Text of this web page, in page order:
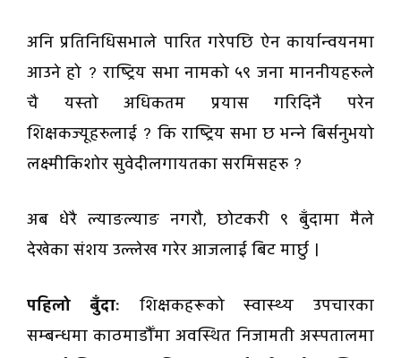
अनि प्रतिनिधिसभाले पारित गरेपछि ऐन कार्यान्वयनमा
आउने हो ? राष्ट्रिय सभा नामको ५९ जना माननीयहरुले
चै यस्तो अधिकतम प्रयास गरिदिनै परेन
शिक्षकज्यूहरुलाई ? कि राष्ट्रिय सभा छ भन्ने बिर्सनुभयो
लक्ष्मीकिशोर सुवेदीलगायतका सरमिसहरु ?
अब धेरै ल्याङल्याङ नगरौ, छोटकरी ९ बुँदामा मैले
देखेका संशय उल्लेख गरेर आजलाई बिट मार्छु ।
पहिलो बुँदाः शिक्षकहरूको स्वास्थ्य उपचारका
सम्बन्धमा काठमाडौँमा अवस्थित निजामती अस्पतालमा